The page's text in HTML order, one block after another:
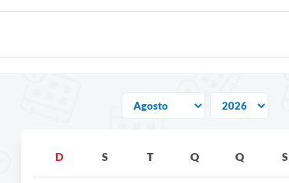
D S T Q Q S